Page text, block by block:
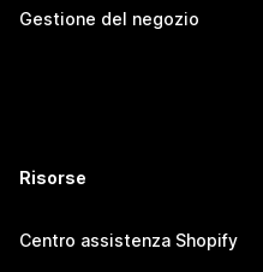
Gestione del negozio
Risorse
Centro assistenza Shopify